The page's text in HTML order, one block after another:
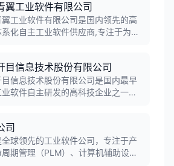
业软件，服务航空航天、汽车制
源化工等三千多家企业，是支撑我国
造的核心厂商。
翼工业软件有限公司
翼工业软件有限公司是国内领先的高
化自主工业软件供应商,专注于为研
、青翼CAM、青翼PLM等系列产品,
多家高端制造业客户,覆盖汽车、
造、高科技电子等多个行业领域。
目信息技术股份有限公司
信息技术股份有限公司是国内最早
业软件自主研发的高科技企业之一，
造等业务过程的一体化智能制造解决
是中国高端工业软件领导品牌和领先
产品解决方案供应商。
司
全球领先的工业软件公司，专注于产
期管理（PLM）、计算机辅助设计